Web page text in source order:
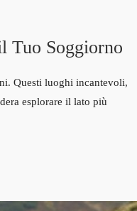
Tuo Soggiorno
Questi luoghi incantevoli,
esplorare il lato più